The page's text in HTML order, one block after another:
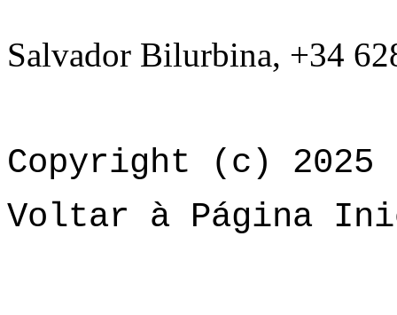
Salvador Bilurbina, +34
Copyright (c) 2025
Voltar à Página